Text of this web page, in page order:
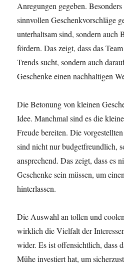
Anregungen gegeben.
sinnvollen Geschenkvorschläge
unterhaltsam sind, sondern
fördern. Das zeigt, dass das
Trends sucht, sondern auch
Geschenke einen nachhaltigen
Die Betonung von kleinen
Idee. Manchmal sind es die
Freude bereiten. Die
sind nicht nur budgetfreundlich,
ansprechend. Das zeigt, dass es
Geschenke sein müssen, um
hinterlassen.
Die Auswahl an tollen und
wirklich die Vielfalt der
wider. Es ist offensichtlich, dass
Mühe investiert hat, um